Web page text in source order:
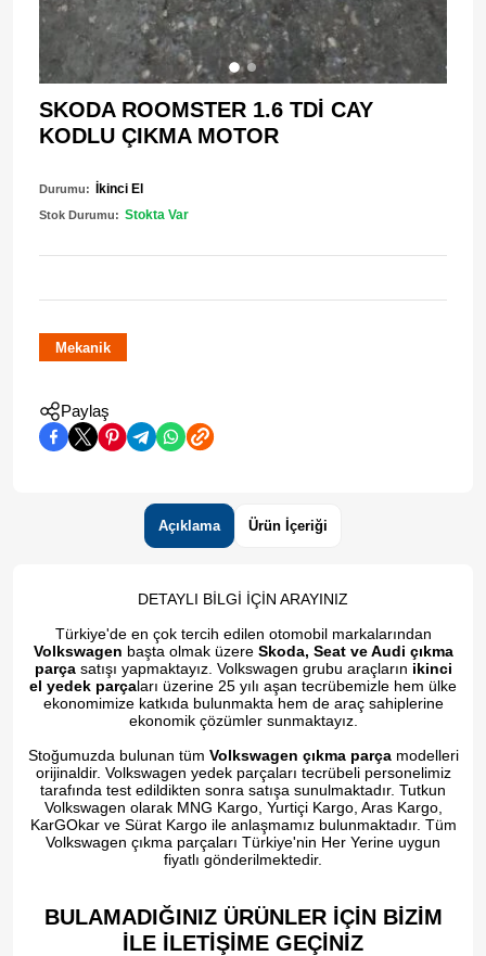
SKODA ROOMSTER 1.6 TDİ CAY
KODLU ÇIKMA MOTOR
Durumu: İkinci El
Stok Durumu: Stokta Var
Mekanik
Paylaş
Açıklama Ürün İçeriği
DETAYLI BİLGİ İÇİN ARAYINIZ
Türkiye'de en çok tercih edilen otomobil markalarından
Volkswagen başta olmak üzere Skoda, Seat ve Audi çıkma
parçasatışı yapmaktayız. Volkswagen grubu araçların ikinci
el yedek parçaları üzerine 25 yılı aşan tecrübemizle hem ülke
ekonomimize katkıda bulunmakta hem de araç sahiplerine
ekonomik çözümler sunmaktayız.
Stoğumuzda bulunan tüm Volkswagen çıkma parçamodelleri
orijinaldir. Volkswagen yedek parçaları tecrübeli personelimiz
tarafında test edildikten sonra satışa sunulmaktadır. Tutkun
Volkswagen olarak MNG Kargo, Yurtiçi Kargo, Aras Kargo,
KarGOkar ve Sürat Kargo ile anlaşmamız bulunmaktadır. Tüm
Volkswagen çıkma parçaları Türkiye'nin Her Yerine uygun
fiyatlı gönderilmektedir.
BULAMADIĞINIZ ÜRÜNLER İÇİN BİZİM
İLE İLETİŞİME GEÇİNİZ​